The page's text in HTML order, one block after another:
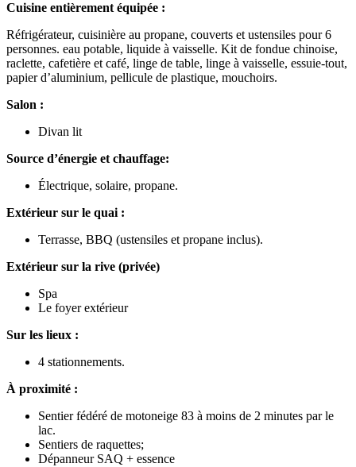
Cuisine entièrement équipée :
Réfrigérateur, cuisinière au propane, couverts et ustensiles pour 6
personnes. eau potable, liquide à vaisselle. Kit de fondue chinoise,
raclette, cafetière et café, linge de table, linge à vaisselle, essuie-tout,
papier d’aluminium, pellicule de plastique, mouchoirs.
Salon :
Divan lit
Source d’énergie et chauffage:
Électrique, solaire, propane.
Extérieur sur le quai :
Terrasse, BBQ (ustensiles et propane inclus).
Extérieur sur la rive (privée)
Spa
Le foyer extérieur
Sur les lieux :
4 stationnements.
À proximité :
Sentier fédéré de motoneige 83 à moins de 2 minutes par le
lac.
Sentiers de raquettes;
Dépanneur SAQ + essence